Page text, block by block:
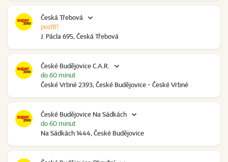
Česká Třebová
J. Pácla 695, Česká Třebová
pozítří
České Budějovice C.A.R.
České Vrbné 2393, České Budějovice - České Vrbné
do 60 minut
České Budějovice Na Sádkách
Na Sádkách 1444, České Budějovice
do 60 minut